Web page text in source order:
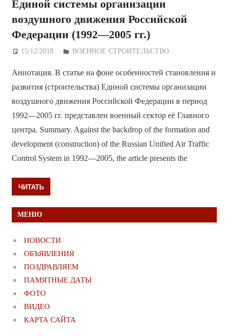
Единой системы организации
воздушного движения Российской
Федерации (1992—2005 гг.)
15/12/2018 Дежурный по Редакции
ВОЕННОЕ СТРОИТЕЛЬСТВО
Аннотация. В статье на фоне особенностей становления и
развития (строительства) Единой системы организации
воздушного движения Российской Федерации в период
1992—2005 гг. представлен военный сектор её Главного
центра. Summary. Against the backdrop of the formation and
development (construction) of the Russian Unified Air Traffic
Сontrol System in 1992—2005, the article presents the
ЧИТАТЬ
МЕНЮ
НОВОСТИ
ОБЪЯВЛЕНИЯ
ПОЗДРАВЛЯЕМ
ПАМЯТНЫЕ ДАТЫ
ФОТО
ВИДЕО
КАРТА САЙТА